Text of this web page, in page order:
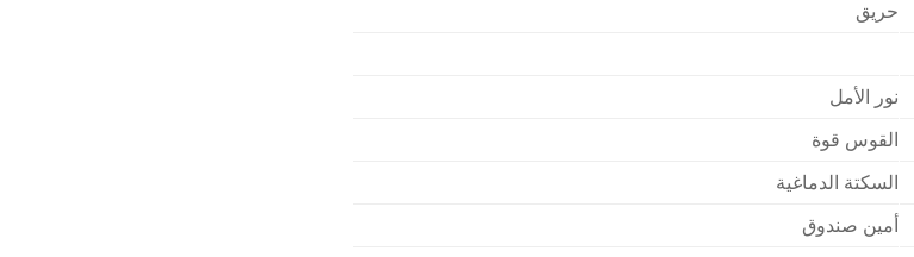
حريق
نور الأمل
القوس قوة
السكتة الدماغية
أمين صندوق